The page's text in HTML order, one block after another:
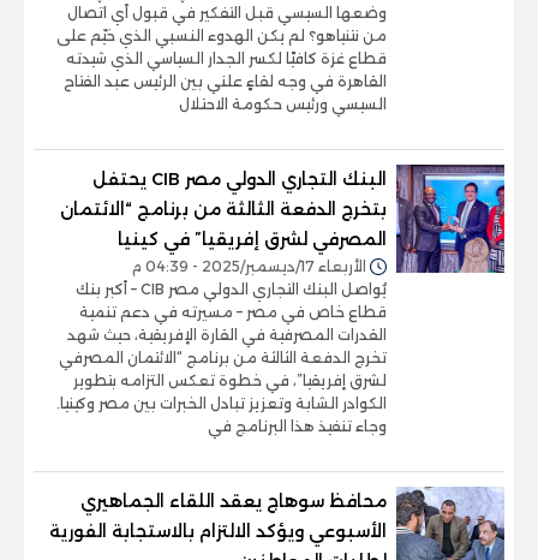
وضعها السيسي قبل التفكير في قبول أي اتصال
من نتنياهو؟ لم يكن الهدوء النسبي الذي خيّم على
قطاع غزة كافيًا لكسر الجدار السياسي الذي شيدته
القاهرة في وجه لقاءٍ علني بين الرئيس عبد الفتاح
السيسي ورئيس حكومة الاحتلال
البنك التجاري الدولي مصر CIB يحتفل
بتخرج الدفعة الثالثة من برنامج “الائتمان
المصرفي لشرق إفريقيا” في كينيا
الأربعاء 17/ديسمبر/2025 - 04:39 م
يُواصل البنك التجاري الدولي مصر CIB – أكبر بنك
قطاع خاص في مصر – مسيرته في دعم تنمية
القدرات المصرفية في القارة الإفريقية، حيث شهد
تخرج الدفعة الثالثة من برنامج “الائتمان المصرفي
لشرق إفريقيا”، في خطوة تعكس التزامه بتطوير
الكوادر الشابة وتعزيز تبادل الخبرات بين مصر وكينيا.
وجاء تنفيذ هذا البرنامج في
محافظ سوهاج يعقد اللقاء الجماهيري
الأسبوعي ويؤكد الالتزام بالاستجابة الفورية